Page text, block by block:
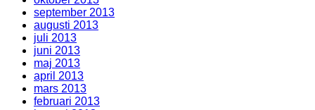
september 2013
augusti 2013
juli 2013
juni 2013
maj 2013
april 2013
mars 2013
februari 2013